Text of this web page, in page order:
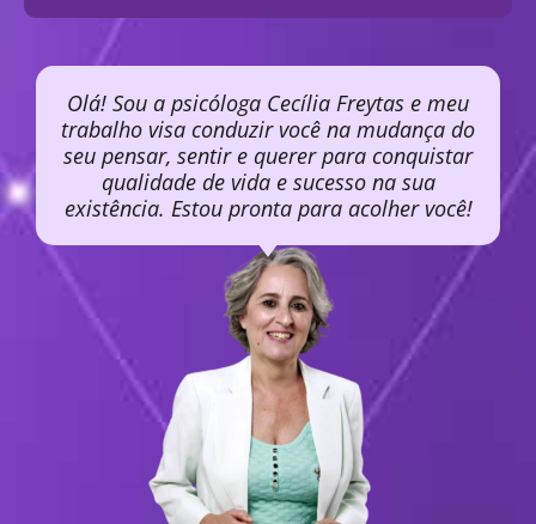
Olá! Sou a psicóloga Cecília Freytas e meu
trabalho visa conduzir você na mudança do
seu pensar, sentir e querer para conquistar
qualidade de vida e sucesso na sua
existência. Estou pronta para acolher você!